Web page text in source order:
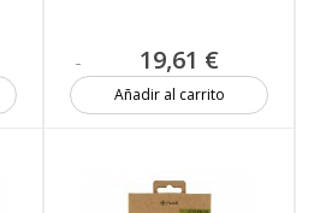
19,61 €
Añadir al carrito